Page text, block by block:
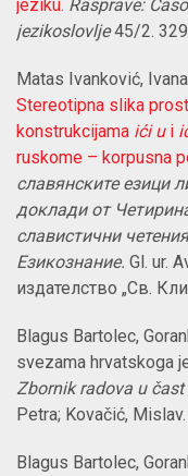
jeziku. Rasprave:
jezikoslovlje 45/2.
Matas Ivanković,
Stereotipna slika
konstrukcijama ići u i
ruskome – korpusna
славянските езици
доклади от
славистични
Езикознание. Gl. ur.
издателство „Св.
Blagus Bartolec,
svezama hrvatskoga
Zbornik radova u
Petra; Kovačić,
Blagus Bartolec,